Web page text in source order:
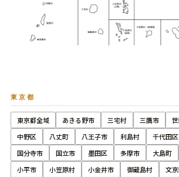
東京都
東京都全域 あきる野市 三宅村 三鷹市
中野区
八丈町 八王子市 利島村 千代田区
国分寺市
国立市 墨田区 多摩市 大島町
小平市
小笠原村 小金井市 御蔵島村 文